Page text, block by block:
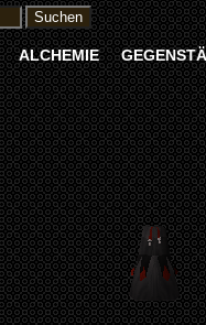
ALCHEMIE